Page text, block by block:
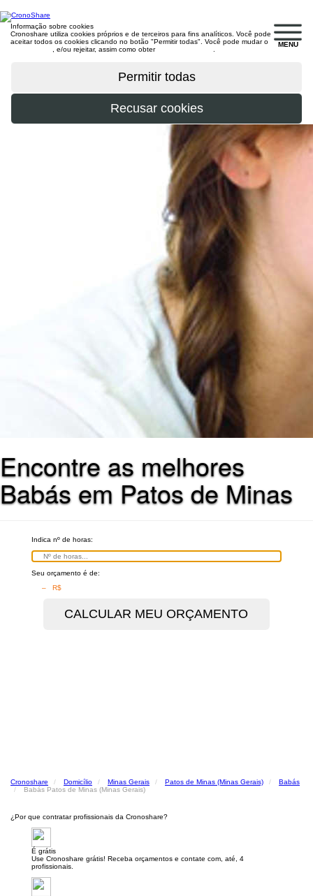
MENU
Informação sobre cookies
Cronoshare utiliza cookies próprios e de terceiros para fins analíticos. Você pode
aceitar todos os cookies clicando no botão "Permitir todas". Você pode mudar o
, e/ou rejeitar, assim como obter
Encontre as melhores
Babás em Patos de Minas
Indica nº de horas:
Seu orçamento é de:
– R$
Cronoshare Domicílio Minas Gerais Patos de Minas (Minas Gerais)
Babás
Babás Patos de Minas (Minas Gerais)
¿Por que contratar profissionais da Cronoshare?
É grátis
Use Cronoshare grátis! Receba orçamentos e contate com, até, 4
profissionais.